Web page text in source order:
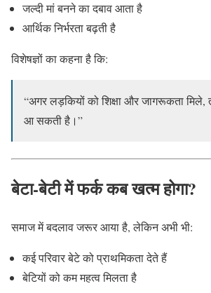
जल्दी मां बनने का दबाव आता है
आर्थिक निर्भरता बढ़ती है
विशेषज्ञों का कहना है कि:
“अगर लड़कियों को शिक्षा और जागरूकता मिले,
आ सकती है।”
बेटा-बेटी में फर्क कब खत्म होगा?
समाज में बदलाव जरूर आया है, लेकिन अभी भी:
कई परिवार बेटे को प्राथमिकता देते हैं
बेटियों को कम महत्व मिलता है